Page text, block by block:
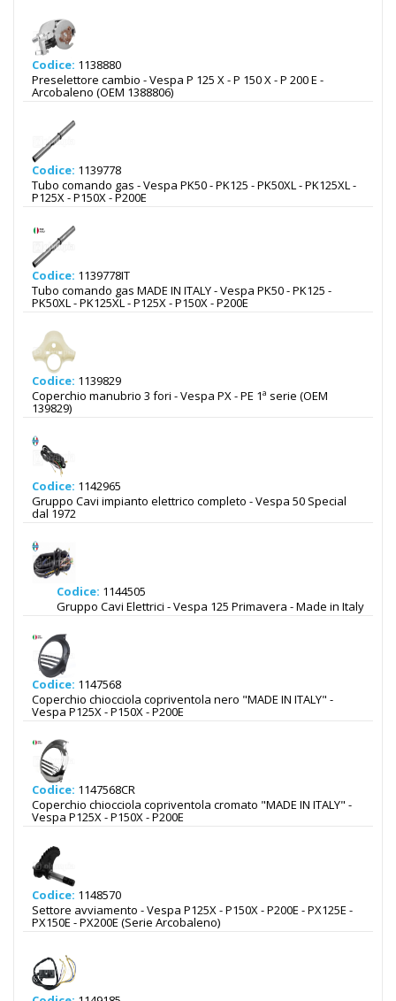
Codice: 1138880
Preselettore cambio - Vespa P 125 X - P 150 X - P 200 E -
Arcobaleno (OEM 1388806)
Codice: 1139778
Tubo comando gas - Vespa PK50 - PK125 - PK50XL - PK125XL -
P125X - P150X - P200E
Codice: 1139778IT
Tubo comando gas MADE IN ITALY - Vespa PK50 - PK125 -
PK50XL - PK125XL - P125X - P150X - P200E
Codice: 1139829
Coperchio manubrio 3 fori - Vespa PX - PE 1ª serie (OEM
139829)
Codice: 1142965
Gruppo Cavi impianto elettrico completo - Vespa 50 Special
dal 1972
Codice: 1144505
Gruppo Cavi Elettrici - Vespa 125 Primavera - Made in Italy
Codice: 1147568
Coperchio chiocciola copriventola nero "MADE IN ITALY" -
Vespa P125X - P150X - P200E
Codice: 1147568CR
Coperchio chiocciola copriventola cromato "MADE IN ITALY" -
Vespa P125X - P150X - P200E
Codice: 1148570
Settore avviamento - Vespa P125X - P150X - P200E - PX125E -
PX150E - PX200E (Serie Arcobaleno)